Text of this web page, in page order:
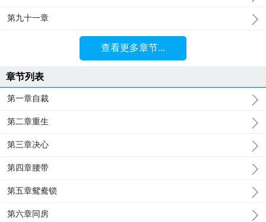
第九十一章
查看更多章节...
章节列表
第一章自裁
第二章重生
第三章决心
第四章腰带
第五章鸳鸯锁
第六章同房